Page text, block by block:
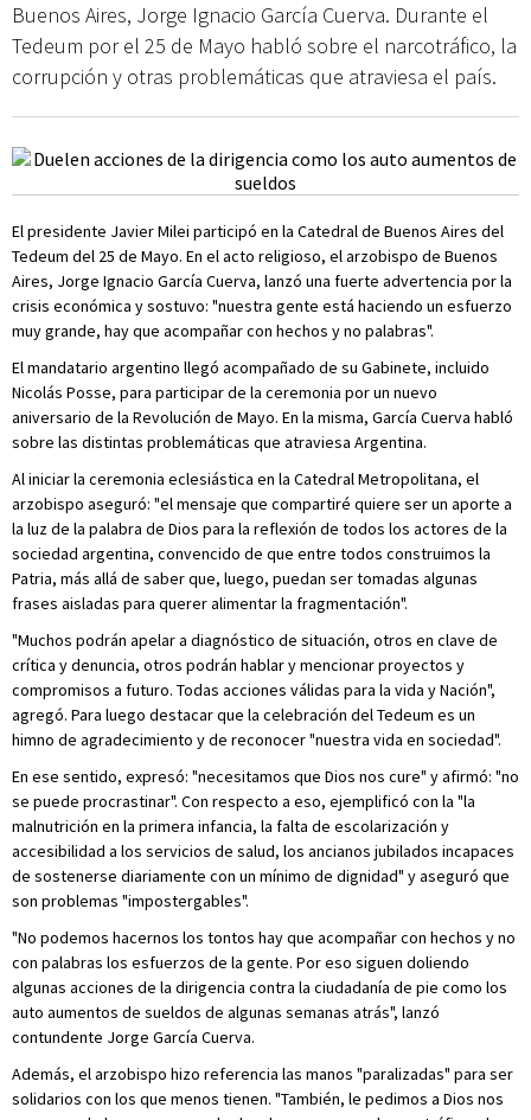
Buenos Aires, Jorge Ignacio García Cuerva. Durante el
Tedeum por el 25 de Mayo habló sobre el narcotráfico, la
corrupción y otras problemáticas que atraviesa el país.
El presidente Javier Milei participó en la Catedral de Buenos Aires del
Tedeum del 25 de Mayo. En el acto religioso, el arzobispo de Buenos
Aires, Jorge Ignacio García Cuerva, lanzó una fuerte advertencia por la
crisis económica y sostuvo: "nuestra gente está haciendo un esfuerzo
muy grande, hay que acompañar con hechos y no palabras".
El mandatario argentino llegó acompañado de su Gabinete, incluido
Nicolás Posse, para participar de la ceremonia por un nuevo
aniversario de la Revolución de Mayo. En la misma, García Cuerva habló
sobre las distintas problemáticas que atraviesa Argentina.
Al iniciar la ceremonia eclesiástica en la Catedral Metropolitana, el
arzobispo aseguró: "el mensaje que compartiré quiere ser un aporte a
la luz de la palabra de Dios para la reflexión de todos los actores de la
sociedad argentina, convencido de que entre todos construimos la
Patria, más allá de saber que, luego, puedan ser tomadas algunas
frases aisladas para querer alimentar la fragmentación".
"Muchos podrán apelar a diagnóstico de situación, otros en clave de
crítica y denuncia, otros podrán hablar y mencionar proyectos y
compromisos a futuro. Todas acciones válidas para la vida y Nación",
agregó. Para luego destacar que la celebración del Tedeum es un
himno de agradecimiento y de reconocer "nuestra vida en sociedad".
En ese sentido, expresó: "necesitamos que Dios nos cure" y afirmó: "no
se puede procrastinar". Con respecto a eso, ejemplificó con la "la
malnutrición en la primera infancia, la falta de escolarización y
accesibilidad a los servicios de salud, los ancianos jubilados incapaces
de sostenerse diariamente con un mínimo de dignidad" y aseguró que
son problemas "impostergables".
"No podemos hacernos los tontos hay que acompañar con hechos y no
con palabras los esfuerzos de la gente. Por eso siguen doliendo
algunas acciones de la dirigencia contra la ciudadanía de pie como los
auto aumentos de sueldos de algunas semanas atrás", lanzó
contundente Jorge García Cuerva.
Además, el arzobispo hizo referencia las manos "paralizadas" para ser
solidarios con los que menos tienen. "También, le pedimos a Dios nos